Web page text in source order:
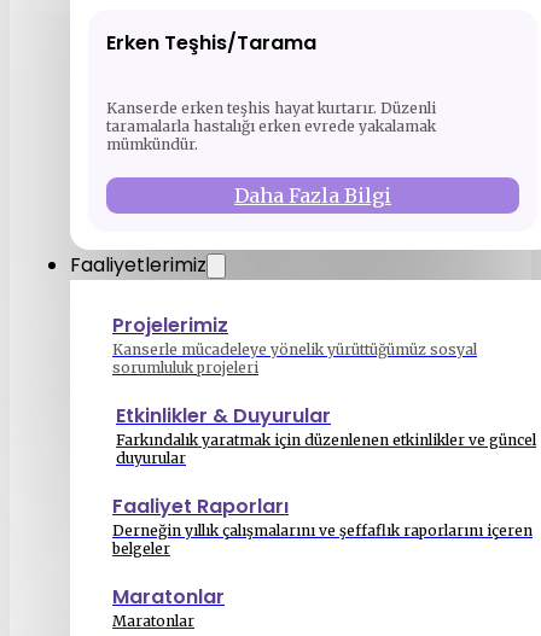
Erken Teşhis/Tarama
Kanserde erken teşhis hayat kurtarır. Düzenli
taramalarla hastalığı erken evrede yakalamak
mümkündür.
Daha Fazla Bilgi
Faaliyetlerimiz
Projelerimiz
Kanserle mücadeleye yönelik yürüttüğümüz sosyal
sorumluluk projeleri
Etkinlikler & Duyurular
Farkındalık yaratmak için düzenlenen etkinlikler ve güncel
duyurular
Faaliyet Raporları
Derneğin yıllık çalışmalarını ve şeffaflık raporlarını içeren
belgeler
Maratonlar
Maratonlar